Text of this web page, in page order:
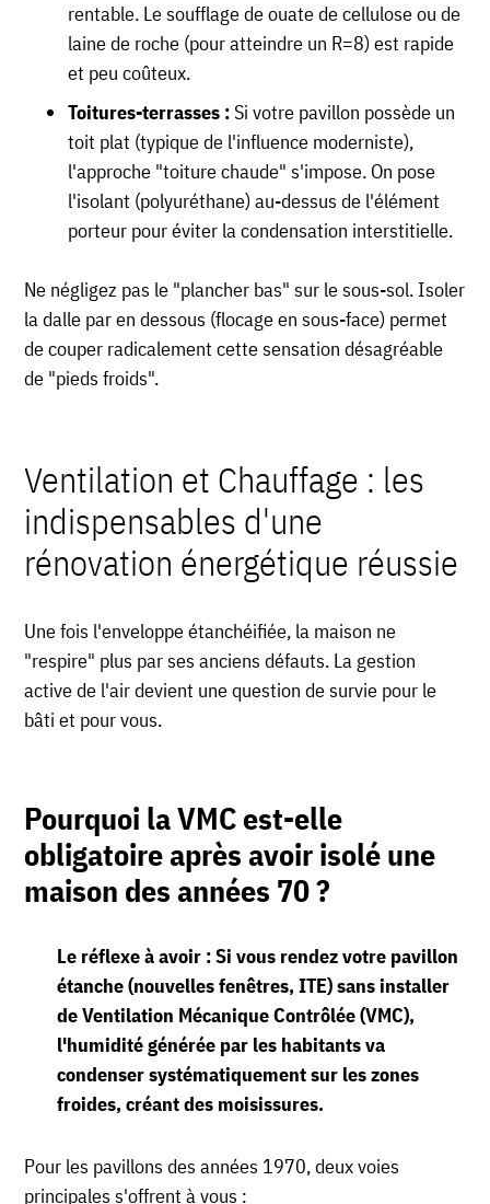
rentable. Le soufflage de ouate de cellulose ou de
laine de roche (pour atteindre un R=8) est rapide
et peu coûteux.
Toitures-terrasses : Si votre pavillon possède un
toit plat (typique de l'influence moderniste),
l'approche "toiture chaude" s'impose. On pose
l'isolant (polyuréthane) au-dessus de l'élément
porteur pour éviter la condensation interstitielle.
Ne négligez pas le "plancher bas" sur le sous-sol. Isoler
la dalle par en dessous (flocage en sous-face) permet
de couper radicalement cette sensation désagréable
de "pieds froids".
Ventilation et Chauffage : les
indispensables d'une
rénovation énergétique réussie
Une fois l'enveloppe étanchéifiée, la maison ne
"respire" plus par ses anciens défauts. La gestion
active de l'air devient une question de survie pour le
bâti et pour vous.
Pourquoi la VMC est-elle
obligatoire après avoir isolé une
maison des années 70 ?
Le réflexe à avoir :Si vous rendez votre pavillon
étanche (nouvelles fenêtres, ITE) sans installer
de Ventilation Mécanique Contrôlée (VMC),
l'humidité générée par les habitants va
condenser systématiquement sur les zones
froides, créant des moisissures.
Pour les pavillons des années 1970, deux voies
principales s'offrent à vous :